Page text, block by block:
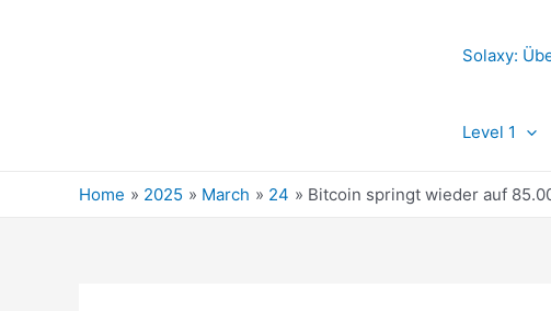
Solaxy:
Level 1
Home 2025 March 24 Bitcoin springt wieder auf